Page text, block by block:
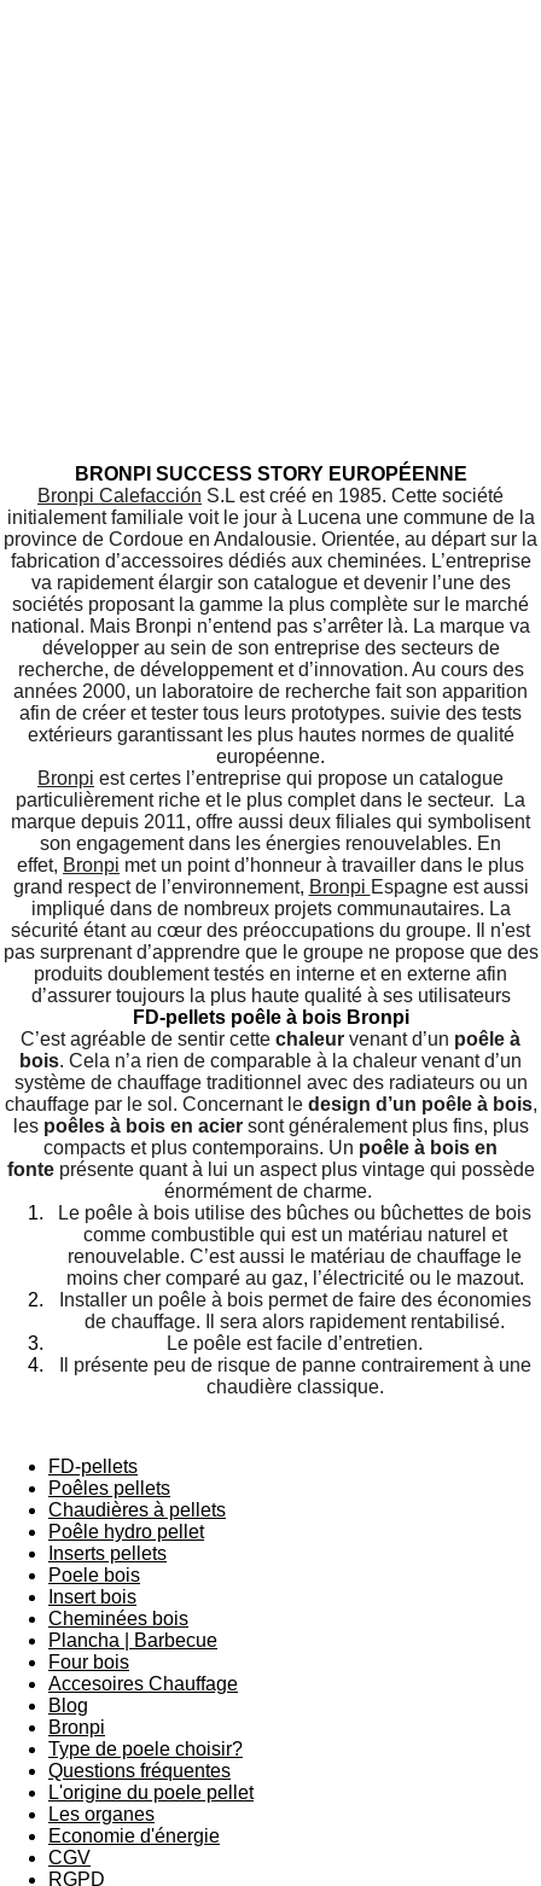
BRONPI SUCCESS STORY EUROPÉENNE
Bronpi Calefacción S.L est créé en 1985. Cette société
initialement familiale voit le jour à Lucena une commune de la
province de Cordoue en Andalousie. Orientée, au départ sur la
fabrication d’accessoires dédiés aux cheminées. L’entreprise
va rapidement élargir son catalogue et devenir l’une des
sociétés proposant la gamme la plus complète sur le marché
national. Mais Bronpi n’entend pas s’arrêter là. La marque va
développer au sein de son entreprise des secteurs de
recherche, de développement et d’innovation. Au cours des
années 2000, un laboratoire de recherche fait son apparition
afin de créer et tester tous leurs prototypes. suivie des tests
extérieurs garantissant les plus hautes normes de qualité
européenne.
Bronpi est certes l’entreprise qui propose un catalogue
particulièrement riche et le plus complet dans le secteur. La
marque depuis 2011, offre aussi deux filiales qui symbolisent
son engagement dans les énergies renouvelables. En
effet, Bronpi met un point d’honneur à travailler dans le plus
grand respect de l’environnement, Bronpi Espagne est aussi
impliqué dans de nombreux projets communautaires. La
sécurité étant au cœur des préoccupations du groupe. Il n'est
pas surprenant d’apprendre que le groupe ne propose que des
produits doublement testés en interne et en externe afin
d’assurer toujours la plus haute qualité à ses utilisateurs
FD-pellets poêle à bois Bronpi
C’est agréable de sentir cette chaleur venant d’un poêle à
bois. Cela n’a rien de comparable à la chaleur venant d’un
système de chauffage traditionnel avec des radiateurs ou un
chauffage par le sol. Concernant le design d’un poêle à bois,
les poêles à bois en acier sont généralement plus fins, plus
compacts et plus contemporains. Un poêle à bois en
fonteprésente quant à lui un aspect plus vintage qui possède
énormément de charme.
Le poêle à bois utilise des bûches ou bûchettes de bois
comme combustible qui est un matériau naturel et
renouvelable. C’est aussi le matériau de chauffage le
moins cher comparé au gaz, l’électricité ou le mazout.
Installer un poêle à bois permet de faire des économies
de chauffage. Il sera alors rapidement rentabilisé.
Le poêle est facile d’entretien.
Il présente peu de risque de panne contrairement à une
chaudière classique.
FD-pellets
Poêles pellets
Chaudières à pellets
Poêle hydro pellet
Inserts pellets
Poele bois
Insert bois
Cheminées bois
Plancha | Barbecue
Four bois
Accesoires Chauffage
Blog
Bronpi
Type de poele choisir?
Questions fréquentes
L'origine du poele pellet
Les organes
Economie d'énergie
CGV
RGPD